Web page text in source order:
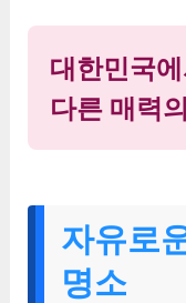
대한민국
다른 매력
자유로
명소